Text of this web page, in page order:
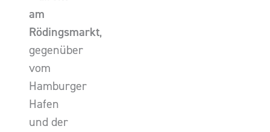
am
Rödingsmarkt,
gegenüber
vom
Hamburger
Hafen
und der